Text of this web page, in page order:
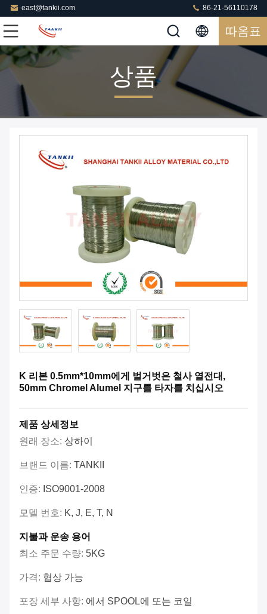
east@tankii.com 86-21-56110178
따옴표
상품
K 리본 0.5mm*10mm에게 벌거벗은 철사 열전대,
50mm Chromel Alumel 지구를 타자를 치십시오
제품 상세정보
원래 장소: 상하이
브랜드 이름: TANKII
인증: ISO9001-2008
모델 번호: K, J, E, T, N
지불과 운송 용어
최소 주문 수량: 5KG
가격: 협상 가능
포장 세부 사항: 에서 SPOOL에 또는 코일